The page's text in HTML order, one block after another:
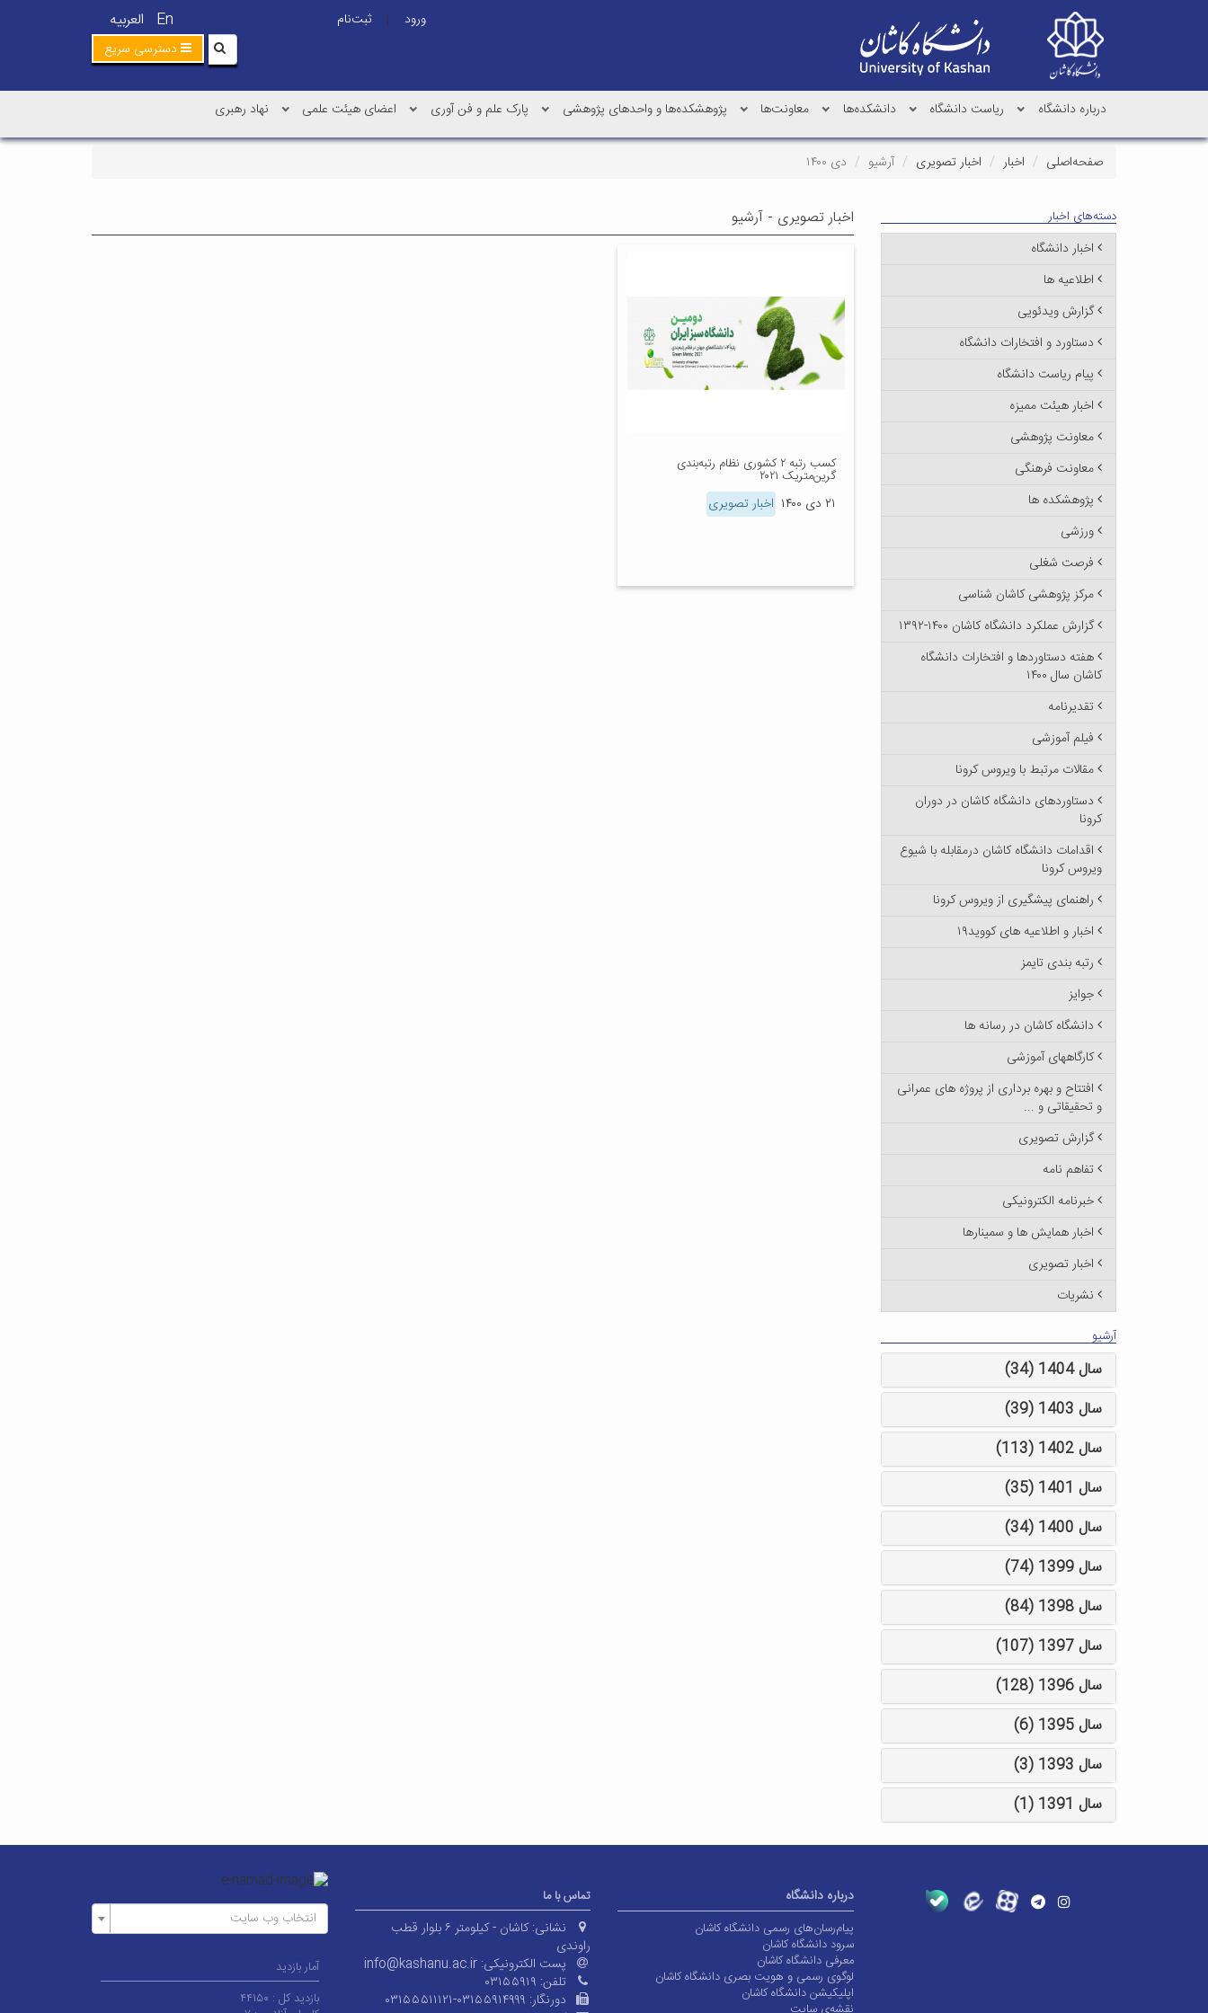
En العربیه ورود |
ثبت‌نام
دسترسی سریع
درباره دانشگاه ریاست دانشگاه دانشکده‌ها معاونت‌ها پژوهشکده‌ها و واحدهای پژوهشی پارک علم و فن آوری اعضای هیئت علمی نهاد رهبری
صفحه‌اصلی اخبار اخبار تصویری آرشیو دی ۱۴۰۰
اخبار تصویری - آرشیو
کسب رتبه ۲ کشوری نظام رتبه‌بندی
گرین‌متریک ۲۰۲۱
۲۱ دی ۱۴۰۰ اخبار تصویری
دسته‌های اخبار
اخبار دانشگاه
اطلاعیه ها
گزارش ویدئویی
دستاورد و افتخارات دانشگاه
پیام ریاست دانشگاه
اخبار هیئت ممیزه
معاونت پژوهشی
معاونت فرهنگی
پژوهشکده ها
ورزشی
فرصت شغلی
مرکز پژوهشی کاشان شناسی
گزارش عملکرد دانشگاه کاشان ۱۴۰۰-۱۳۹۲
هفته دستاوردها و افتخارات دانشگاه
کاشان سال ۱۴۰۰
تقدیرنامه
فیلم آموزشی
مقالات مرتبط با ویروس کرونا
دستاوردهای دانشگاه کاشان در دوران
کرونا
اقدامات دانشگاه کاشان درمقابله با شیوع
ویروس کرونا
راهنمای پیشگیری از ویروس کرونا
اخبار و اطلاعیه های کووید۱۹
رتبه بندی تایمز
جوایز
دانشگاه کاشان در رسانه ها
کارگاههای آموزشی
افتتاح و بهره برداری از پروژه های عمرانی
و تحقیقاتی و ...
گزارش تصویری
تفاهم نامه
خبرنامه الکترونیکی
اخبار همایش ها و سمینارها
اخبار تصویری
نشریات
آرشیو
سال 1404 (34)
سال 1403 (39)
سال 1402 (113)
سال 1401 (35)
سال 1400 (34)
سال 1399 (74)
سال 1398 (84)
سال 1397 (107)
سال 1396 (128)
سال 1395 (6)
سال 1393 (3)
سال 1391 (1)
درباره دانشگاه
پیام‌رسان‌های رسمی دانشگاه کاشان
سرود دانشگاه کاشان
معرفی دانشگاه کاشان
لوگوی رسمی و هویت بصری دانشگاه کاشان
اپلیکیشن دانشگاه کاشان
تماس با ما
نشانی:
کاشان - کیلومتر ۶ بلوار قطب
راوندی
پست الکترونیکی: info@kashanu.ac.ir
تلفن: ۰۳۱۵۵۹۱۹
دورنگار: ۰۳۱۵۵۵۱۱۱۲۱-۰۳۱۵۵۹۱۴۹۹۹
انتخاب وب سایت
آمار بازدید
بازدید کل : ۴۴۱۵۰